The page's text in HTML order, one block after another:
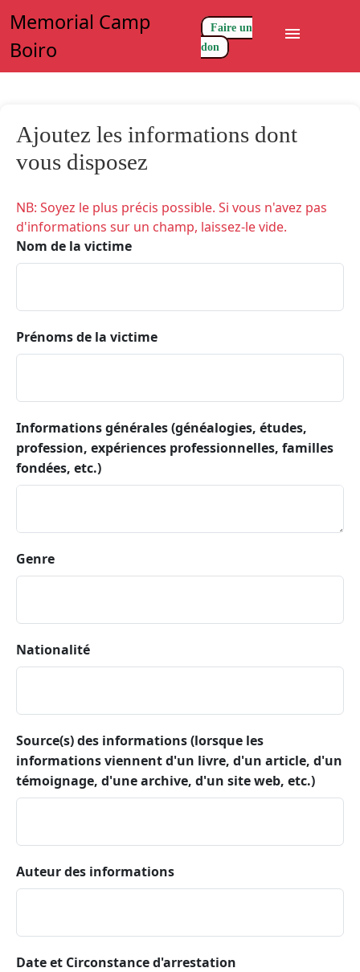
Memorial Camp
Boiro
Faire un
don
menu
Ajoutez les informations dont
vous disposez
NB: Soyez le plus précis possible. Si vous n'avez pas
d'informations sur un champ, laissez-le vide.
Nom de la victime
Prénoms de la victime
Informations générales (généalogies, études,
profession, expériences professionnelles, familles
fondées, etc.)
Genre
Nationalité
Source(s) des informations (lorsque les
informations viennent d'un livre, d'un article, d'un
témoignage, d'une archive, d'un site web, etc.)
Auteur des informations
Date et Circonstance d'arrestation